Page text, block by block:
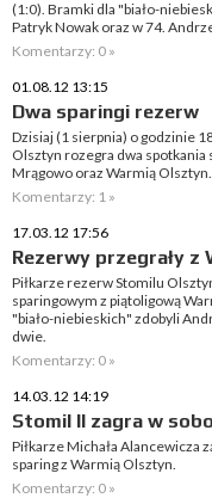
(1:0). Bramki dla "biało-
Patryk Nowak oraz w 74.
Komentarzy: 0 »
01.08.12 13:15
Dwa sparingi rezerw
Dzisiaj (1 sierpnia) o godzinie
Olsztyn rozegra dwa spotkania
Mrągowo oraz Warmią Olsztyn.
Komentarzy: 1 »
17.03.12 17:56
Rezerwy przegrały z
Piłkarze rezerw Stomilu
sparingowym z piątoligową
"biało-niebieskich" zdobyli
dwie.
Komentarzy: 0 »
14.03.12 14:19
Stomil II zagra w
Piłkarze Michała Alancewicza
sparing z Warmią Olsztyn.
Komentarzy: 0 »